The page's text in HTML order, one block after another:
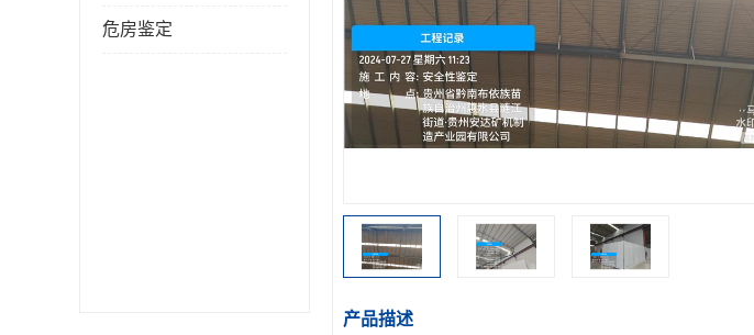
危房鉴定
产品描述